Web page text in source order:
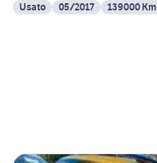
Usato
05/2017 139000 Km